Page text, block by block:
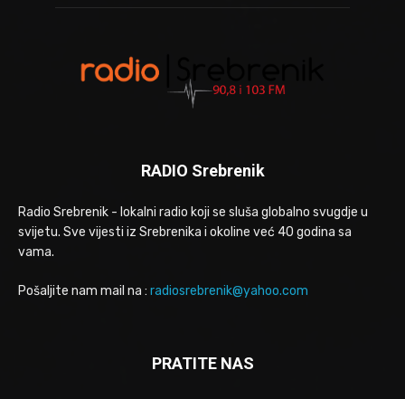
RADIO Srebrenik
Radio Srebrenik - lokalni radio koji se sluša globalno svugdje u
svijetu. Sve vijesti iz Srebrenika i okoline već 40 godina sa
vama.
Pošaljite nam mail na : radiosrebrenik@yahoo.com
PRATITE NAS